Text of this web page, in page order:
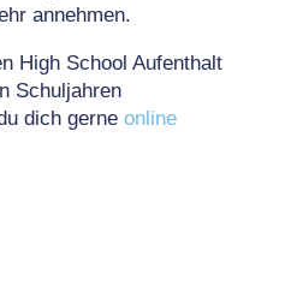
annehmen.
High School Aufenthalt
Schuljahren
dich gerne online